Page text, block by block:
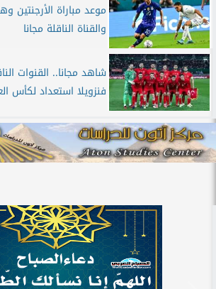
موعد مباراة الأرجنتين
والقناة الناقلة مجانا
شاهد مجانا.. القنوات
فنزويلا استعداد لكأس